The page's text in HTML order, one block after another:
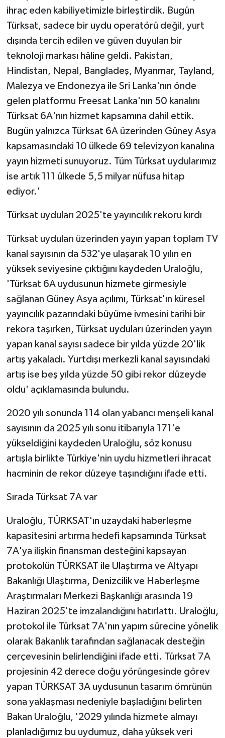
ihraç eden kabiliyetimizle birleştirdik. Bugün
Türksat, sadece bir uydu operatörü değil, yurt
dışında tercih edilen ve güven duyulan bir
teknoloji markası hâline geldi. Pakistan,
Hindistan, Nepal, Bangladeş, Myanmar, Tayland,
Malezya ve Endonezya ile Sri Lanka'nın önde
gelen platformu Freesat Lanka'nın 50 kanalını
Türksat 6A'nın hizmet kapsamına dahil ettik.
Bugün yalnızca Türksat 6A üzerinden Güney Asya
kapsamasındaki 10 ülkede 69 televizyon kanalına
yayın hizmeti sunuyoruz. Tüm Türksat uydularımız
ise artık 111 ülkede 5,5 milyar nüfusa hitap
ediyor.'
Türksat uyduları 2025'te yayıncılık rekoru kırdı
Türksat uyduları üzerinden yayın yapan toplam TV
kanal sayısının da 532'ye ulaşarak 10 yılın en
yüksek seviyesine çıktığını kaydeden Uraloğlu,
'Türksat 6A uydusunun hizmete girmesiyle
sağlanan Güney Asya açılımı, Türksat'ın küresel
yayıncılık pazarındaki büyüme ivmesini tarihi bir
rekora taşırken, Türksat uyduları üzerinden yayın
yapan kanal sayısı sadece bir yılda yüzde 20'lik
artış yakaladı. Yurtdışı merkezli kanal sayısındaki
artış ise beş yılda yüzde 50 gibi rekor düzeyde
oldu' açıklamasında bulundu.
2020 yılı sonunda 114 olan yabancı menşeli kanal
sayısının da 2025 yılı sonu itibarıyla 171'e
yükseldiğini kaydeden Uraloğlu, söz konusu
artışla birlikte Türkiye'nin uydu hizmetleri ihracat
hacminin de rekor düzeye taşındığını ifade etti.
Sırada Türksat 7A var
Uraloğlu, TÜRKSAT'ın uzaydaki haberleşme
kapasitesini artırma hedefi kapsamında Türksat
7A'ya ilişkin finansman desteğini kapsayan
protokolün TÜRKSAT ile Ulaştırma ve Altyapı
Bakanlığı Ulaştırma, Denizcilik ve Haberleşme
Araştırmaları Merkezi Başkanlığı arasında 19
Haziran 2025'te imzalandığını hatırlattı. Uraloğlu,
protokol ile Türksat 7A'nın yapım sürecine yönelik
olarak Bakanlık tarafından sağlanacak desteğin
çerçevesinin belirlendiğini ifade etti. Türksat 7A
projesinin 42 derece doğu yörüngesinde görev
yapan TÜRKSAT 3A uydusunun tasarım ömrünün
sona yaklaşması nedeniyle başladığını belirten
Bakan Uraloğlu, '2029 yılında hizmete almayı
planladığımız bu uydumuz, daha yüksek veri